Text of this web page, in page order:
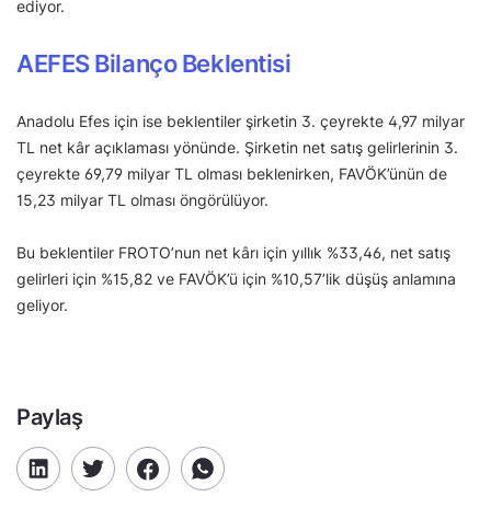
ediyor.
AEFES Bilanço Beklentisi
Anadolu Efes için ise beklentiler şirketin 3. çeyrekte 4,97 milyar
TL net kâr açıklaması yönünde. Şirketin net satış gelirlerinin 3.
çeyrekte 69,79 milyar TL olması beklenirken, FAVÖK’ünün de
15,23 milyar TL olması öngörülüyor.
Bu beklentiler FROTO’nun net kârı için yıllık %33,46, net satış
gelirleri için %15,82 ve FAVÖK’ü için %10,57’lik düşüş anlamına
geliyor.
Paylaş